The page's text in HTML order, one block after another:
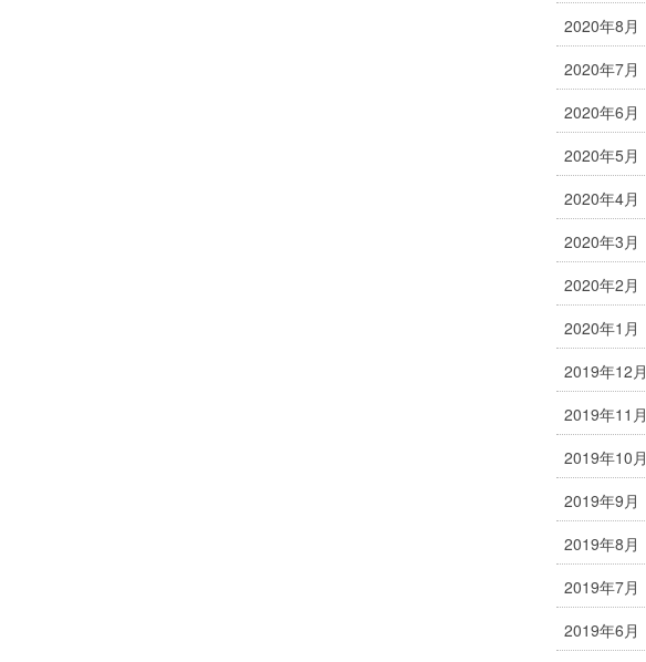
2020年8月
2020年7月
2020年6月
2020年5月
2020年4月
2020年3月
2020年2月
2020年1月
2019年12月
2019年11月
2019年10月
2019年9月
2019年8月
2019年7月
2019年6月